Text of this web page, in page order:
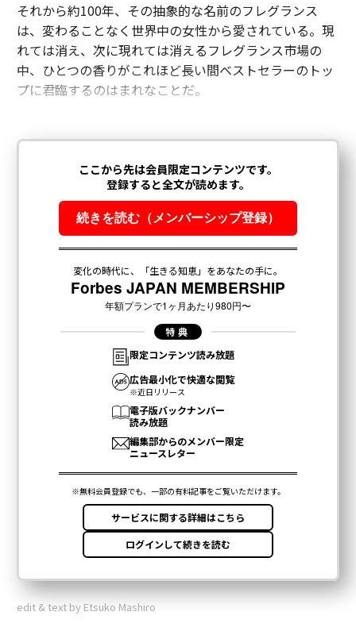
それから約100年、その抽象的な名前のフレグランス
は、変わることなく世界中の女性から愛されている。現
れては消え、次に現れては消えるフレグランス市場の
中、ひとつの香りがこれほど長い間ベストセラーのトッ
プに君臨するのはまれなことだ。
edit & text by Etsuko Mashiro